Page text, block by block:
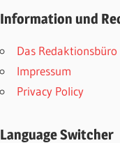
Information und
Das Redaktionsbüro
Impressum
Privacy Policy
Language Switcher